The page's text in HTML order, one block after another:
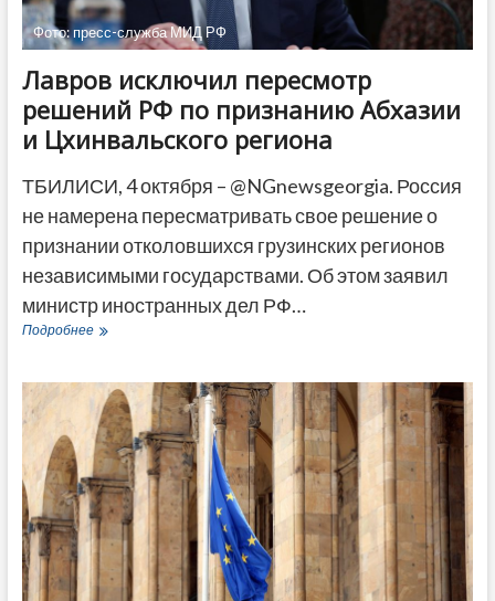
Фото: пресс-служба МИД РФ
Лавров исключил пересмотр
решений РФ по признанию Абхазии
и Цхинвальского региона
ТБИЛИСИ, 4 октября – @NGnewsgeorgia. Россия
не намерена пересматривать свое решение о
признании отколовшихся грузинских регионов
независимыми государствами. Об этом заявил
министр иностранных дел РФ…
ПодробнееЛавров
решений
РФ
по
признанию
Абхазии
и
Цхинвальского
региона